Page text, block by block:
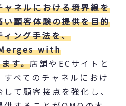
ャネルにおける境界線を
い顧客体験の提供を目的
ィング手法を、
with
す。店舗やECサイトと
べてのチャネルにおけ
て顧客接点を強化し、